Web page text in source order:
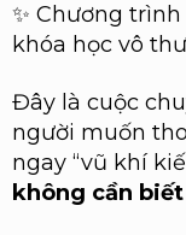
✨ Chương
khóa học vô
Đây là cuộc
người muốn
ngay “vũ khí
không cần